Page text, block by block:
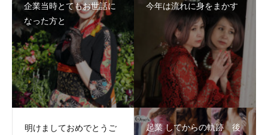
企業当時とてもお世話に
なった方と
今年は流れに身をまかす
明けましておめでとうご
起業 してからの軌跡 後